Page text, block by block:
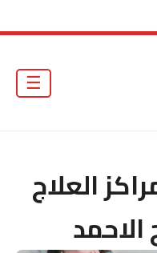
☰
العلاج